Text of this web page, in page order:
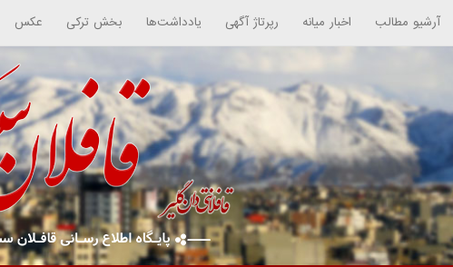
آرشیو مطالب اخبار میانه رپرتاژ آگهی یادداشت‌ها بخش ترکی عکس